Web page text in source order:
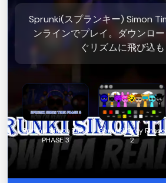
Sprunki(スプランキー) Simon
ンラインでプレイ。ダウンロ
ぐリズムに飛び込も
Sprunki Simon Time
PHASE 3
Sprunki Gray Phase
2